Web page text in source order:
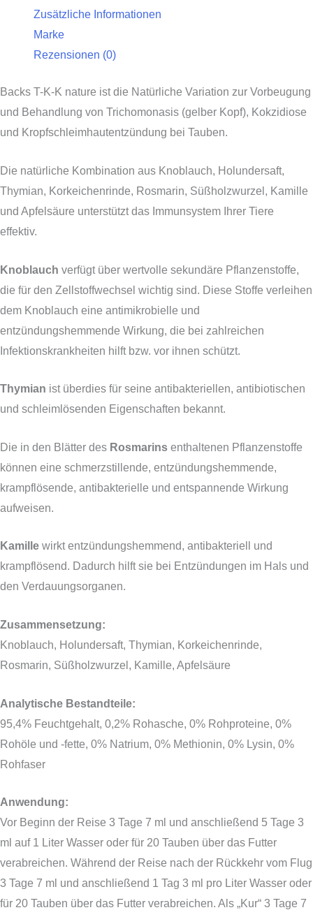
Zusätzliche Informationen
Marke
Rezensionen (0)
Backs T-K-K nature ist die Natürliche Variation zur Vorbeugung
und Behandlung von Trichomonasis (gelber Kopf), Kokzidiose
und Kropfschleimhautentzündung bei Tauben.
Die natürliche Kombination aus Knoblauch, Holundersaft,
Thymian, Korkeichenrinde, Rosmarin, Süßholzwurzel, Kamille
und Apfelsäure unterstützt das Immunsystem Ihrer Tiere
effektiv.
Knoblauch verfügt über wertvolle sekundäre Pflanzenstoffe,
die für den Zellstoffwechsel wichtig sind. Diese Stoffe verleihen
dem Knoblauch eine antimikrobielle und
entzündungshemmende Wirkung, die bei zahlreichen
Infektionskrankheiten hilft bzw. vor ihnen schützt.
Thymian ist überdies für seine antibakteriellen, antibiotischen
und schleimlösenden Eigenschaften bekannt.
Die in den Blätter des Rosmarins enthaltenen Pflanzenstoffe
können eine schmerzstillende, entzündungshemmende,
krampflösende, antibakterielle und entspannende Wirkung
aufweisen.
Kamille wirkt entzündungshemmend, antibakteriell und
krampflösend. Dadurch hilft sie bei Entzündungen im Hals und
den Verdauungsorganen.
Zusammensetzung:
Knoblauch, Holundersaft, Thymian, Korkeichenrinde,
Rosmarin, Süßholzwurzel, Kamille, Apfelsäure
Analytische Bestandteile:
95,4% Feuchtgehalt, 0,2% Rohasche, 0% Rohproteine, 0%
Rohöle und -fette, 0% Natrium, 0% Methionin, 0% Lysin, 0%
Rohfaser
Anwendung:
Vor Beginn der Reise 3 Tage 7 ml und anschließend 5 Tage 3
ml auf 1 Liter Wasser oder für 20 Tauben über das Futter
verabreichen. Während der Reise nach der Rückkehr vom Flug
3 Tage 7 ml und anschließend 1 Tag 3 ml pro Liter Wasser oder
für 20 Tauben über das Futter verabreichen. Als „Kur“ 3 Tage 7